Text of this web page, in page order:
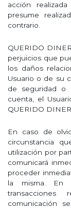
acción
presume
contrario.
QUERIDO
perjuicios que
los daños
Usuario o de su
de seguridad o
cuenta, el
QUERIDO
En caso de
circunstancia
utilización por
comunicará
proceder
la misma. En
transacciones
comunicación